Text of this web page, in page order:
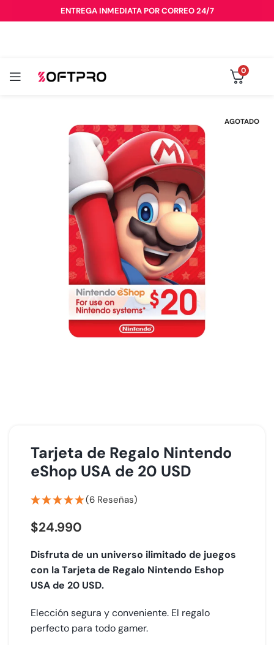
0
AGOTADO
Tarjeta de Regalo Nintendo
eShop USA de 20 USD
(6 Reseñas)
$24.990
Disfruta de un universo ilimitado de juegos
con la Tarjeta de Regalo Nintendo Eshop
USA de 20 USD.
Elección segura y conveniente. El regalo
perfecto para todo gamer.
ENTREGA INMEDIATA POR CORREO 24/7